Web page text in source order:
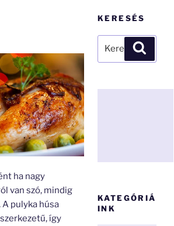
ha nagy
van szó, mindig
pulyka húsa
így
KERESÉS
Keresés
KATEGÓRIÁ
INK